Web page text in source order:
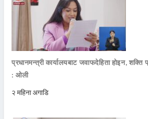
प्रधानमन्त्री कार्यालयबाट जवाफदेहिता होइन,
: ओली
२ महिना अगाडि